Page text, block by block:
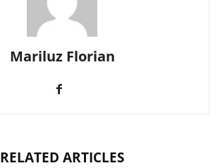
Mariluz Florian
RELATED ARTICLES